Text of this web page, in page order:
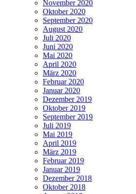
November 2020
Oktober 2020
September 2020
August 2020
Juli 2020
Juni 2020
Mai 2020
April 2020
März 2020
Februar 2020
Januar 2020
Dezember 2019
Oktober 2019
September 2019
Juli 2019
Mai 2019
April 2019
März 2019
Februar 2019
Januar 2019
Dezember 2018
Oktober 2018